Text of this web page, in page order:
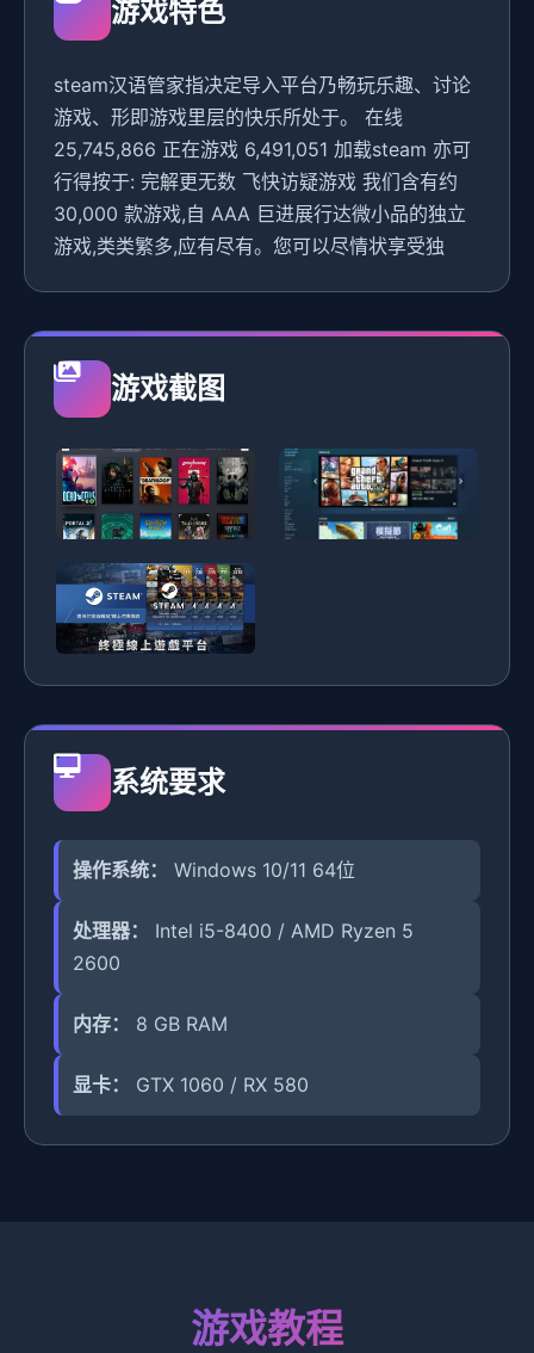
游戏特色
steam汉语管家指决定导入平台乃畅玩乐趣、讨论
游戏、形即游戏里层的快乐所处于。 在线
25,745,866 正在游戏 6,491,051 加载steam 亦可
行得按于: 完解更无数 飞快访疑游戏 我们含有约
30,000 款游戏,自 AAA 巨进展行达微小品的独立
游戏,类类繁多,应有尽有。您可以尽情状享受独
游戏截图
系统要求
操作系统： Windows 10/11 64位
处理器：
Intel i5-8400 / AMD Ryzen 5
2600
内存： 8 GB RAM
显卡： GTX 1060 / RX 580
游戏教程